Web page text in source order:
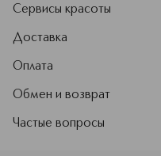
Сервисы красоты
Доставка
Оплата
Обмен и возврат
Частые вопросы